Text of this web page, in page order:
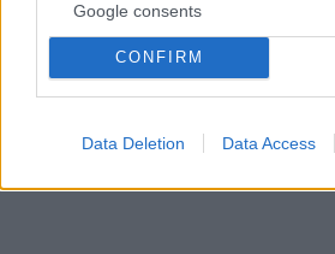
Google consents
CONFIRM
Data Deletion Data Access
Ο Πίτερ Σίλτον, ο
δύο γκολ από τον Ντιέγκο
παιχνίδι της Αγγλίας με την
δόθηκαν για την φανέλα του